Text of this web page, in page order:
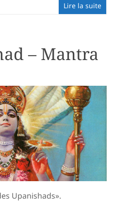
Lire la suite
– Mantra
Upanishads».